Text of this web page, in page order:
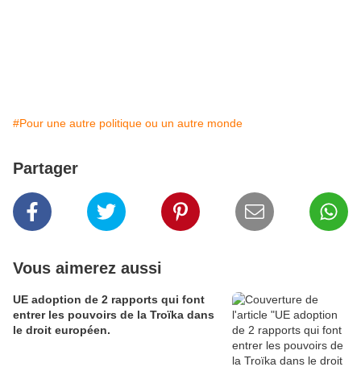
#Pour une autre politique ou un autre monde
Partager
Vous aimerez aussi
UE adoption de 2 rapports qui font
entrer les pouvoirs de la Troïka dans
le droit européen.